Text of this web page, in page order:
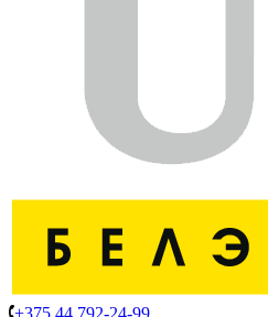
+375 44 792-24-99